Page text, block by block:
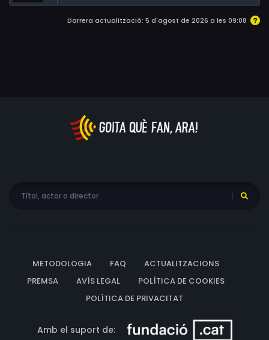
Darrera actualització: 5 d'agost de 2026 a les 09:08
METODOLOGIA FAQ
ACTUALITZACIONS
PREMSA
AVÍS LEGAL
POLÍTICA DE COOKIES
POLÍTICA DE PRIVACITAT
Amb el suport de: